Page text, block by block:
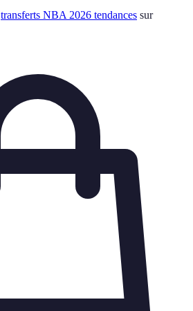
transferts NBA 2026 tendances sur